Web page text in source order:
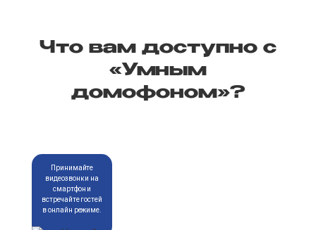
Что вам доступно с
«Умным
домофоном»?
Принимайте
видеозвонки на
смартфон и
встречайте гостей